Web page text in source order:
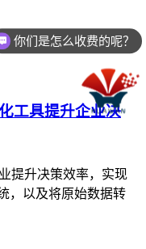
工具提升企业决
提升决策效率，实现
，以及将原始数据转
你们是怎么收费的呢？